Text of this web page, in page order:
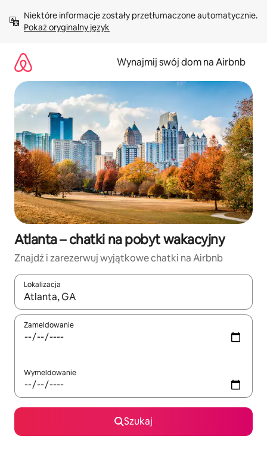
treści Pokaż oryginalny język
Wynajmij swój dom na Airbnb
Atlanta – chatki na pobyt wakacyjny
Znajdź i zarezerwuj wyjątkowe chatki na Airbnb
Lokalizacja
Gdy wyniki będą dostępne, możesz poruszać się po nich za
Zameldowanie
Wymeldowanie
Szukaj